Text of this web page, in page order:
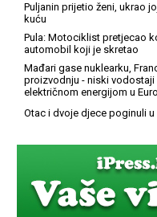
Puljanin prijetio ženi, ukrao
kuću
Pula: Motociklist pretjecao
automobil koji je skretao
Mađari gase nuklearku,
proizvodnju - niski
električnom energijom u
Otac i dvoje djece poginuli